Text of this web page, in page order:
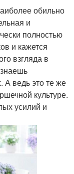
обильно
и
полностью
и кажется
взгляда в
А ведь это те же
культуре.
усилий и